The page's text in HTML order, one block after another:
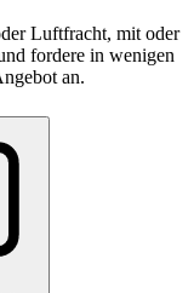
Luftfracht, mit oder
fordere in wenigen
an.